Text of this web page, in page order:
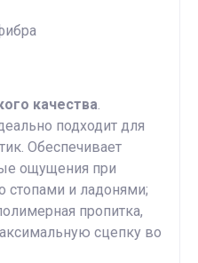
качества.
подходит для
Обеспечивает
ощущения при
стопами и ладонями;
пропитка,
сцепку во